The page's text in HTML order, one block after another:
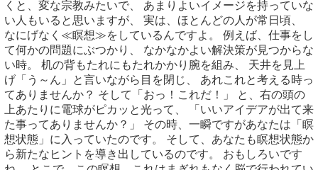
くと、変な宗教みたいで、 あまりよいイメージを持っていな
い人もいると思いますが、 実は、ほとんどの人が常日頃、
なにげなく≪瞑想≫をしているんですよ。 例えば、仕事をし
て何かの問題にぶつかり、 なかなかよい解決策が見つからな
い時。 机の背もたれにもたれかかり腕を組み、 天井を見上
げ「う～ん」と言いながら目を閉じ、 あれこれと考える時っ
てありませんか？ そして「おっ！これだ！」 と、右の頭の
上あたりに電球がピカッと光って、 「いいアイデアが出て来
た事ってありませんか？」 その時、一瞬ですがあなたは「瞑
想状態」に入っていたのです。 そして、あなたも瞑想状態か
ら新たなヒントを導き出しているのです。 おもしろいです